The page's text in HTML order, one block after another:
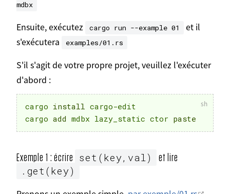
mdbx
Ensuite, exécutez cargo run --example 01
et il
s'exécutera
examples/01.rs
S'il s'agit de votre propre projet, veuillez l'exécuter
d'abord :
cargo install cargo-edit
cargo add mdbx lazy_static ctor paste
Exemple 1 : écrire set(key,val) et lire
.get(key)